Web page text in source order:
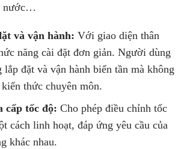
nước…
và vận hành: Với giao diện thân
năng cài đặt đơn giản. Người dùng
lắp đặt và vận hành biến tần mà không
thức chuyên môn.
cấp tốc độ: Cho phép điều chỉnh tốc
cách linh hoạt, đáp ứng yêu cầu của
khác nhau.